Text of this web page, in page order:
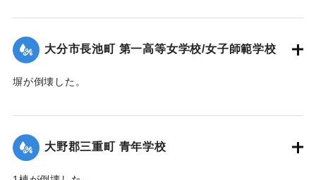
｜固有コード: 00474064
大分市長池町 第一高等女学校/女子師範学校
塀が倒壊した。
｜固有コード:00474065
大野郡三重町 青年学校